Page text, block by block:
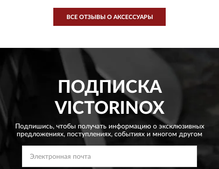
ВСЕ ОТЗЫВЫ О AКСЕССУАРЫ
ПОДПИСКА
VICTORINOX
Подпишись, чтобы получать информацию о эксклюзивных
предложениях, поступлениях, событиях и многом другом